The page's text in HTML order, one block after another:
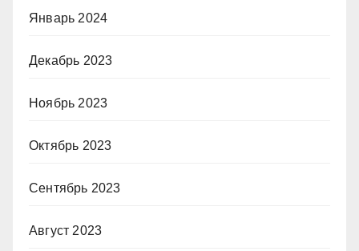
Январь 2024
Декабрь 2023
Ноябрь 2023
Октябрь 2023
Сентябрь 2023
Август 2023